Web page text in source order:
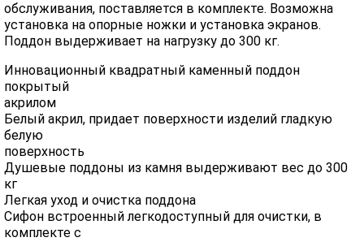
обслуживания, поставляется в комплекте. Возможна
установка на опорные ножки и установка экранов.
Поддон выдерживает на нагрузку до 300 кг.
Инновационный квадратный каменный поддон
покрытый
акрилом
Белый акрил, придает поверхности изделий гладкую
белую
поверхность
Душевые поддоны из камня выдерживают вес до 300
кг
Легкая уход и очистка поддона
Сифон встроенный легкодоступный для очистки, в
комплекте с